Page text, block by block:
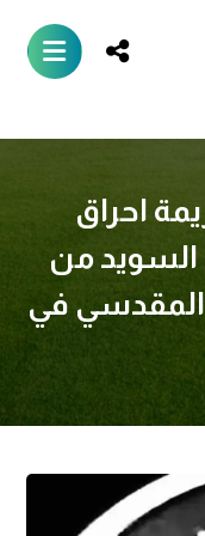
احراق
من
في